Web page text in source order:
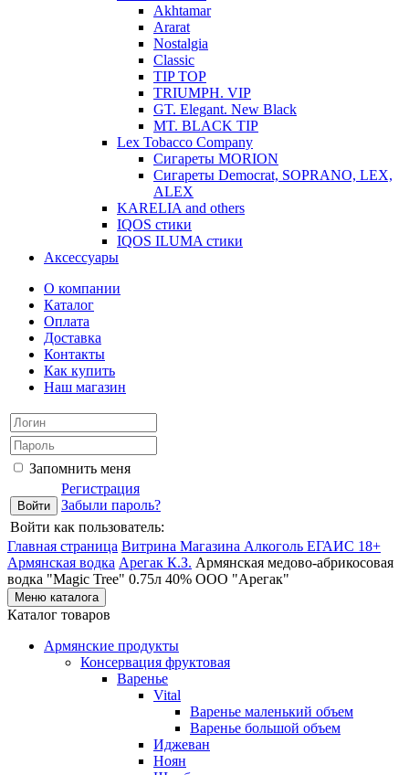
Akhtamar
Ararat
Nostalgia
Classic
TIP TOP
TRIUMPH. VIP
GT. Elegant. New Black
MT. BLACK TIP
Lex Tobacco Company
Сигареты MORION
Сигареты Democrat, SOPRANO, LEX,
ALEX
KARELIA and others
IQOS стики
IQOS ILUMA стики
Аксессуары
О компании
Каталог
Оплата
Доставка
Контакты
Как купить
Наш магазин
Запомнить меня
Регистрация
Забыли пароль?
Войти как пользователь:
Главная страница Витрина Магазина Алкоголь ЕГАИС 18+
Армянская водка Арегак К.З. Армянская медово-абрикосовая
водка "Magic Tree" 0.75л 40% ООО "Арегак"
Меню каталога
Каталог товаров
Армянские продукты
Консервация фруктовая
Варенье
Vital
Варенье маленький объем
Варенье большой объем
Иджеван
Ноян